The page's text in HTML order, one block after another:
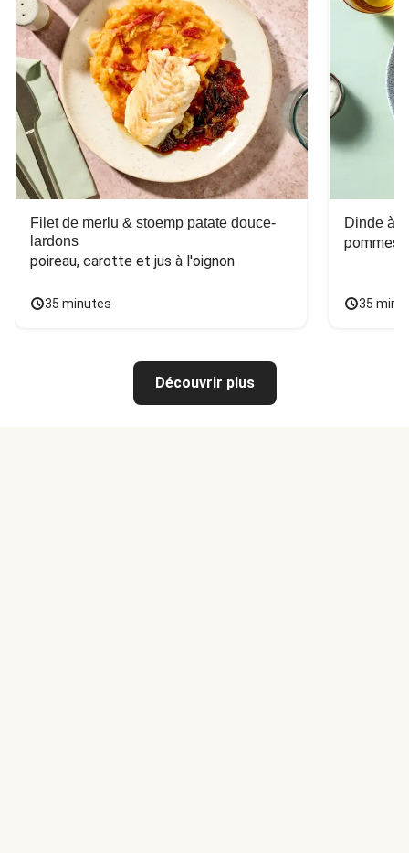
Filet de merlu & stoemp patate douce-
lardons
poireau, carotte et jus à l'oignon
35 minutes
Dinde à
pommes
35
Découvrir plus